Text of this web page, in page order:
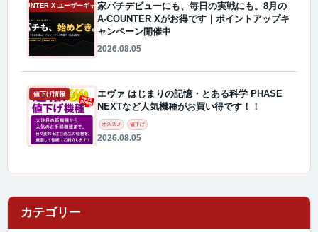
A-COUNTER X ユーザーギャラリー家パチデビューにも、毎日の実戦にも。8月の
A-COUNTER Xがお得です｜ポイントアップキ
ャンペーン開催中
2026.08.05
値下げ情報
エヴァ はじまりの記憶・とある科学 PHASE
NEXTなど人気機種がお買い得です！！
オススメ 値下げ
2026.08.05
カテゴリー